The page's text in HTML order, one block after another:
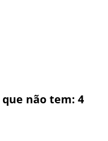
não tem: 4